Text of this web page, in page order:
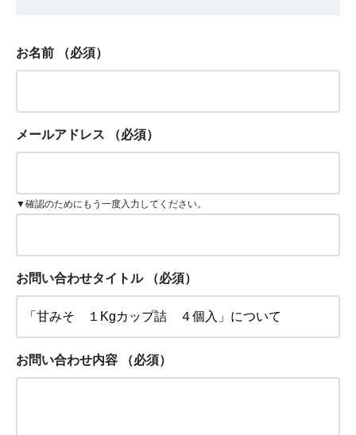
お名前 （必須）
メールアドレス （必須）
▼確認のためにもう一度入力してください。
お問い合わせタイトル （必須）
お問い合わせ内容 （必須）